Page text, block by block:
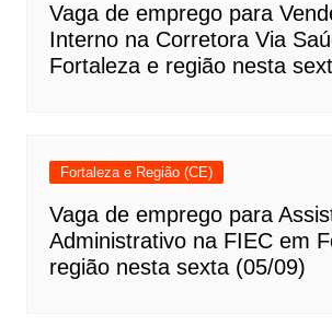
Vaga de emprego para
Interno na Corretora Via
Fortaleza e região nesta
Fortaleza e Região (CE)
Vaga de emprego para
Administrativo na FIEC em
região nesta sexta (05/09)